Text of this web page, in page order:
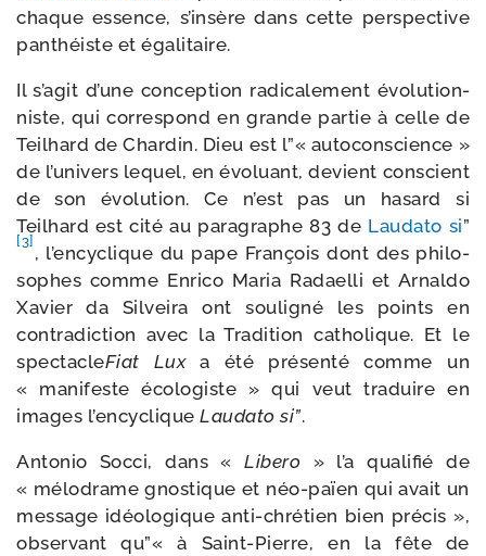
chaque essence, s’in­sère dans cette pers­pec­tive
pan­théiste et égalitaire.
Il s’a­git d’une concep­tion radi­ca­le­ment évo­lu­tion­
niste, qui cor­res­pond en grande par­tie à celle de
Teilhard de Chardin. Dieu est l”« auto­cons­cience »
de l’u­ni­vers lequel, en évo­luant, devient conscient
de son évo­lu­tion. Ce n’est pas un hasard si
Teilhard est cité au para­graphe 83 de Laudato si”
[3]
, l’en­cy­clique du pape François dont des phi­lo­
sophes comme Enrico Maria Radaelli et Arnaldo
Xavier da Silveira ont sou­li­gné les points en
contra­dic­tion avec la Tradition catho­lique. Et le
spec­tacleFiat Luxa été pré­sen­té comme un
« mani­feste éco­lo­giste » qui veut tra­duire en
images l’en­cy­clique Laudato si”.
Antonio Socci, dans «Libero » l’a qua­li­fié de
« mélo­drame gnos­tique et néo-​païen qui avait un
mes­sage idéo­lo­gique anti-​chrétien bien pré­cis »,
obser­vant qu”« à Saint-​Pierre, en la fête de